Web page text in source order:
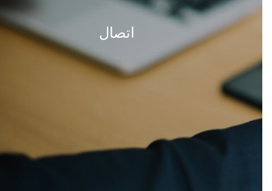
اتصالطلب / اتصال